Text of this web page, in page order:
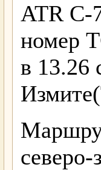
ATR C-
номер
в 13.26
северо-